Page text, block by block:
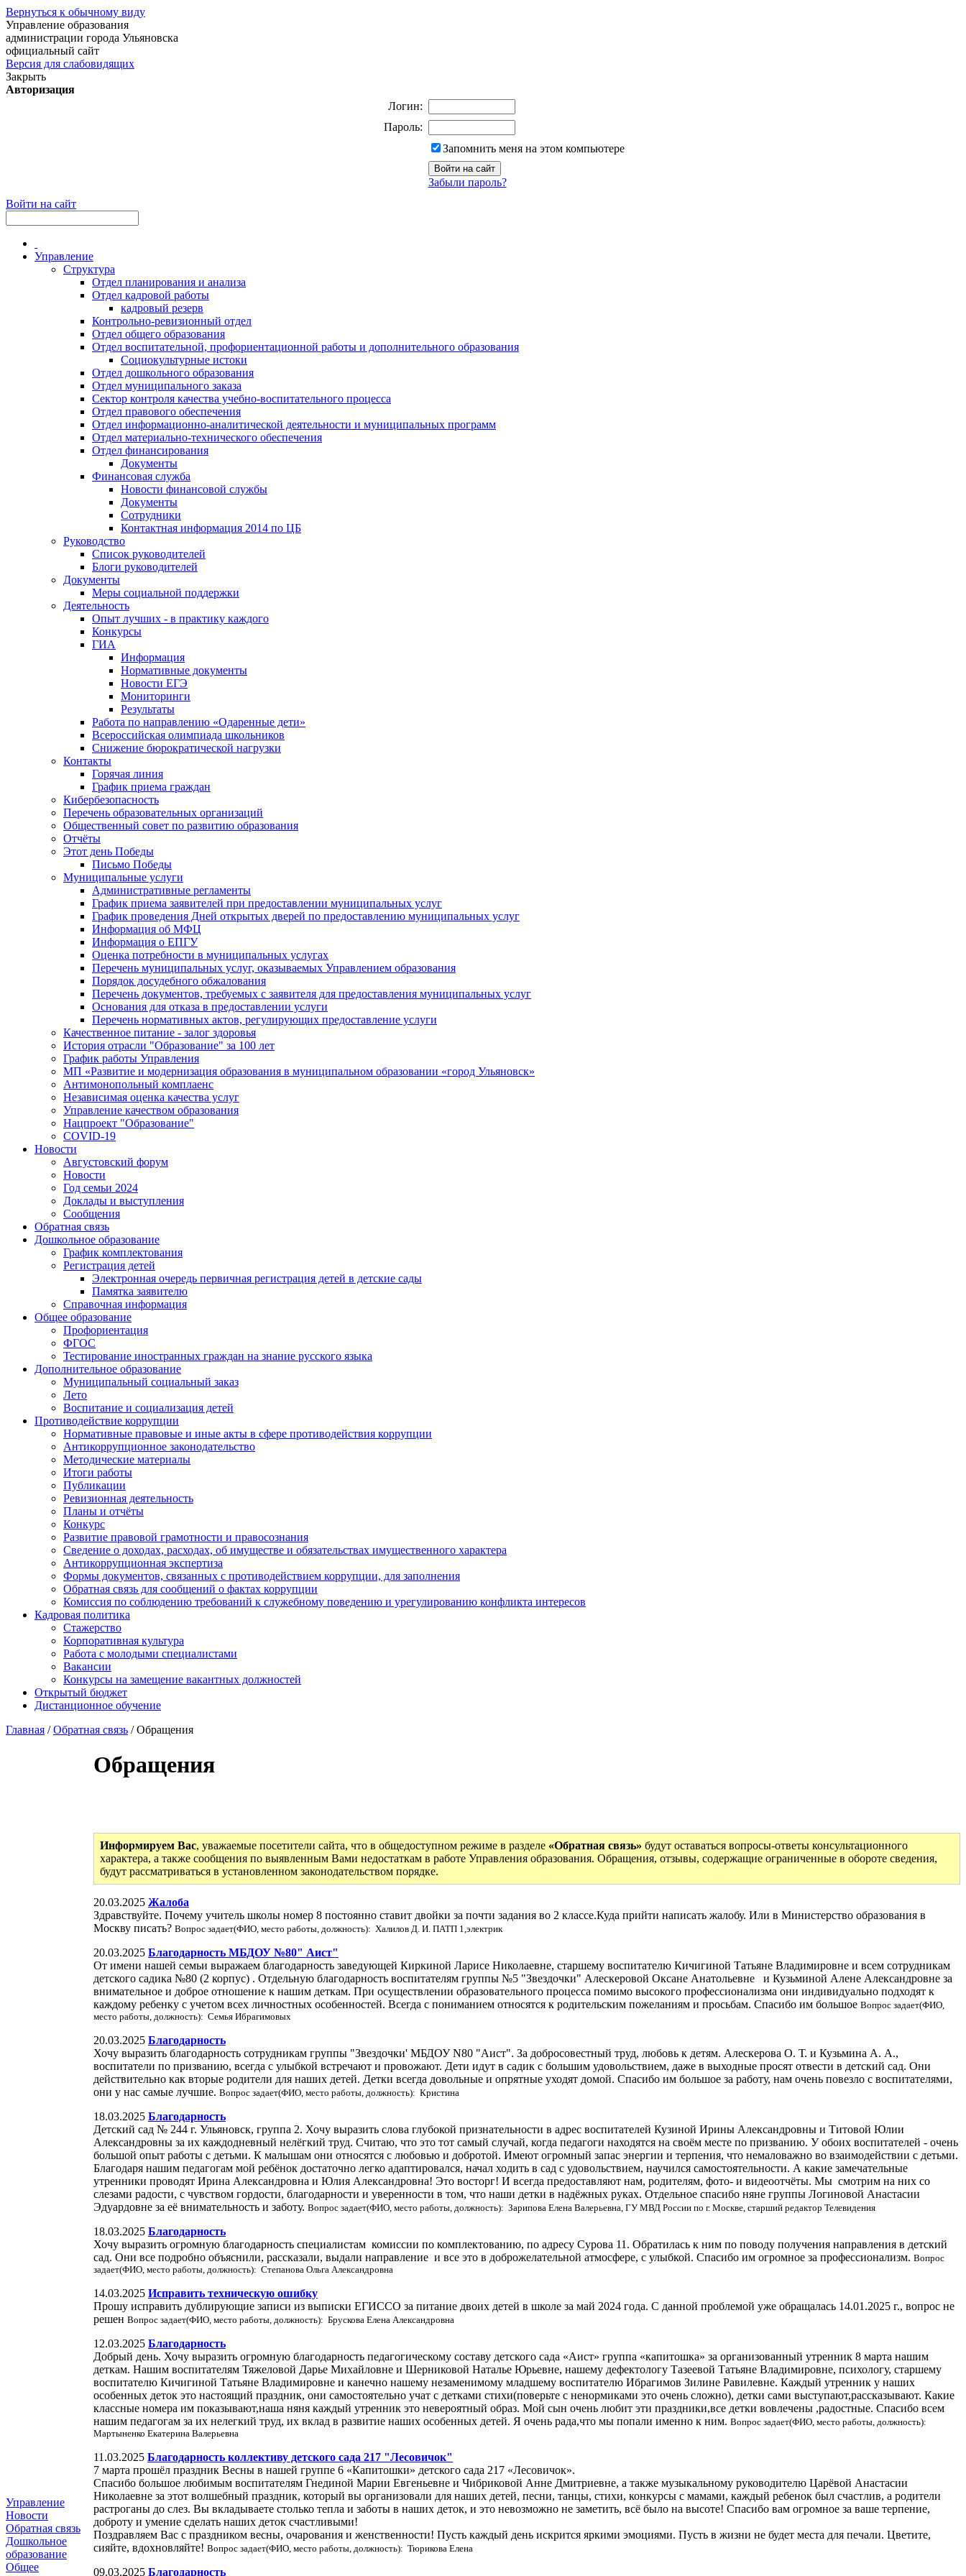
Вернуться к обычному виду
Управление образования
администрации города Ульяновска
официальный сайт
Версия для слабовидящих
Закрыть
Авторизация
Логин:
Пароль:
Запомнить меня на этом компьютере
Забыли пароль?
Войти на сайт
Управление
Структура
Отдел планирования и анализа
Отдел кадровой работы
кадровый резерв
Контрольно-ревизионный отдел
Отдел общего образования
Отдел воспитательной, профориентационной работы и дополнительного образования
Социокультурные истоки
Отдел дошкольного образования
Отдел муниципального заказа
Сектор контроля качества учебно-воспитательного процесса
Отдел правового обеспечения
Отдел информационно-аналитической деятельности и муниципальных программ
Отдел материально-технического обеспечения
Отдел финансирования
Документы
Финансовая служба
Новости финансовой службы
Документы
Сотрудники
Контактная информация 2014 по ЦБ
Руководство
Список руководителей
Блоги руководителей
Документы
Меры социальной поддержки
Деятельность
Опыт лучших - в практику каждого
Конкурсы
ГИА
Информация
Нормативные документы
Новости ЕГЭ
Мониторинги
Результаты
Работа по направлению «Одаренные дети»
Всероссийская олимпиада школьников
Снижение бюрократической нагрузки
Контакты
Горячая линия
График приема граждан
Кибербезопасность
Перечень образовательных организаций
Общественный совет по развитию образования
Отчёты
Этот день Победы
Письмо Победы
Mуниципальные услуги
Административные регламенты
График приема заявителей при предоставлении муниципальных услуг
График проведения Дней открытых дверей по предоставлению муниципальных услуг
Информация об МФЦ
Информация о ЕПГУ
Оценка потребности в муниципальных услугах
Перечень муниципальных услуг, оказываемых Управлением образования
Порядок досудебного обжалования
Перечень документов, требуемых с заявителя для предоставления муниципальных услуг
Основания для отказа в предоставлении услуги
Перечень нормативных актов, регулирующих предоставление услуги
Качественное питание - залог здоровья
История отрасли "Oбразованиe" за 100 лет
График работы Управления
МП «Развитие и модернизация образования в муниципальном образовании «город Ульяновск»
Антимонопольный комплаенс
Независимая оценка качества услуг
Управление качеством образования
Нацпроект "Образование"
COVID-19
Новости
Августовский форум
Новости
Год семьи 2024
Доклады и выступления
Сообщения
Обратная связь
Дошкольное образование
График комплектования
Регистрация детей
Электронная очередь первичная регистрация детей в детские сады
Памятка заявителю
Справочная информация
Общее образование
Профориентация
ФГОС
Тестирование иностранных граждан на знание русского языка
Дополнительное образование
Муниципальный социальный заказ
Лето
Воспитание и социализация детей
Противодействие коррупции
Нормативные правовые и иные акты в сфере противодействия коррупции
Антикоррупционное законодательство
Методические материалы
Итоги работы
Публикации
Ревизионная деятельность
Планы и отчёты
Конкурс
Развитие правовой грамотности и правосознания
Сведение о доходах, расходах, об имуществе и обязательствах имущественного характера
Антикоррупционная экспертиза
Формы документов, связанных с противодействием коррупции, для заполнения
Обратная связь для сообщений о фактах коррупции
Комиссия по соблюдению требований к служебному поведению и урегулированию конфликта интересов
Кадровая политика
Стажерство
Корпоративная культура
Работа с молодыми специалистами
Вакансии
Конкурсы на замещение вакантных должностей
Открытый бюджет
Дистанционное обучение
Главная /Обратная связь / Обращения
Управление
Новости
Обратная связь
Дошкольное
образование
Общее
Обращения
Информируем Вас, уважаемые посетители сайта, что в общедоступном режиме в разделе «Обратная связь» будут оставаться вопросы-ответы консультационного
характера, а также сообщения по выявленным Вами недостаткам в работе Управления образования. Обращения, отзывы, содержащие ограниченные в обороте сведения,
будут рассматриваться в установленном законодательством порядке.
20.03.2025 Жалоба
Здравствуйте. Почему учитель школы номер 8 постоянно ставит двойки за почти задания во 2 классе.Куда прийти написать жалобу. Или в Министерство образования в
Москву писать? Вопрос задает(ФИО, место работы, должность): Халилов Д. И. ПАТП 1,электрик
20.03.2025 Благодарность МБДОУ №80" Аист"
От имени нашей семьи выражаем благодарность заведующей Киркиной Ларисе Николаевне, старшему воспитателю Кичигиной Татьяне Владимировне и всем сотрудникам
детского садика №80 (2 корпус) . Отдельную благодарность воспитателям группы №5 "Звездочки" Алескеровой Оксане Анатольевне и Кузьминой Алене Александровне за
внимательное и доброе отношение к нашим деткам. При осуществлении образовательного процесса помимо высокого профессионализма они индивидуально подходят к
каждому ребенку с учетом всех личностных особенностей. Всегда с пониманием относятся к родительским пожеланиям и просьбам. Спасибо им большое Вопрос задает(ФИО,
место работы, должность): Семья Ибрагимовых
20.03.2025 Благодарность
Хочу выразить благодарность сотрудникам группы "Звездочки' МБДОУ N80 "Аист". За добросовестный труд, любовь к детям. Алескерова О. Т. и Кузьмина А. А.,
воспитатели по призванию, всегда с улыбкой встречают и провожают. Дети идут в садик с большим удовольствием, даже в выходные просят отвести в детский сад. Они
действительно как вторые родители для наших детей. Детки всегда довольные и опрятные уходят домой. Спасибо им большое за работу, нам очень повезло с воспитателями,
они у нас самые лучшие. Вопрос задает(ФИО, место работы, должность): Кристина
18.03.2025 Благодарность
Детский сад № 244 г. Ульяновск, группа 2. Хочу выразить слова глубокой признательности в адрес воспитателей Кузиной Ирины Александровны и Титовой Юлии
Александровны за их каждодневный нелёгкий труд. Считаю, что это тот самый случай, когда педагоги находятся на своём месте по призванию. У обоих воспитателей - очень
большой опыт работы с детьми. К малышам они относятся с любовью и добротой. Имеют огромный запас энергии и терпения, что немаловажно во взаимодействии с детьми.
Благодаря нашим педагогам мой ребёнок достаточно легко адаптировался, начал ходить в сад с удовольствием, научился самостоятельности. А какие замечательные
утренники проводят Ирина Александровна и Юлия Александровна! Это восторг! И всегда предоставляют нам, родителям, фото- и видеоотчёты. Мы смотрим на них со
слезами радости, с чувством гордости, благодарности и уверенности в том, что наши детки в надёжных руках. Отдельное спасибо няне группы Логиновой Анастасии
Эдуардовне за её внимательность и заботу. Вопрос задает(ФИО, место работы, должность): Зарипова Елена Валерьевна, ГУ МВД России по г. Москве, старший редактор Телевидения
18.03.2025 Благодарность
Хочу выразить огромную благодарность специалистам комиссии по комплектованию, по адресу Сурова 11. Обратилась к ним по поводу получения направления в детский
сад. Они все подробно объяснили, рассказали, выдали направление и все это в доброжелательной атмосфере, с улыбкой. Спасибо им огромное за профессионализм. Вопрос
задает(ФИО, место работы, должность): Степанова Ольга Александровна
14.03.2025 Исправить техническую ошибку
Прошу исправить дублирующие записи из выписки ЕГИССО за питание двоих детей в школе за май 2024 года. С данной проблемой уже обращалась 14.01.2025 г., вопрос не
решен Вопрос задает(ФИО, место работы, должность): Брускова Елена Александровна
12.03.2025 Благодарность
Добрый день. Хочу выразить огромную благодарность педагогическому составу детского сада «Аист» группа «капитошка» за организованный утренник 8 марта нашим
деткам. Нашим воспитателям Тяжеловой Дарье Михайловне и Шерниковой Наталье Юрьевне, нашему дефектологу Тазеевой Татьяне Владимировне, психологу, старшему
воспитателю Кичигиной Татьяне Владимировне и канечно нашему незаменимому младшему воспитателю Ибрагимов Зилине Равилевне. Каждый утренник у наших
особенных деток это настоящий праздник, они самостоятельно учат с детками стихи(поверьте с ненормиками это очень сложно), детки сами выступают,рассказывают. Какие
классные номера им показывают,наша няня каждый утренник это невероятный образ. Мой сын очень любит эти праздники,все детки вовлечены ,радостные. Спасибо всем
нашим педагогам за их нелегкий труд, их вклад в развитие наших особенных детей. Я очень рада,что мы попали именно к ним. Вопрос задает(ФИО, место работы, должность):
Мартыненко Екатерина Валерьевна
11.03.2025 Благодарность коллективу детского сада 217 "Лесовичок"
7 марта прошёл праздник Весны в нашей группе 6 «Капитошки» детского сада 217 «Лесовичок».
Спасибо большое любимым воспитателям Гнединой Марии Евгеньевне и Чибриковой Анне Дмитриевне, а также музыкальному руководителю Царёвой Анастасии
Николаевне за этот волшебный праздник, который вы организовали для наших детей, песни, танцы, стихи, конкурсы с мамами, каждый ребенок был счастлив, а родители
растроганы до слез. Вы вкладываете столько тепла и заботы в наших деток, и это невозможно не заметить, всё было на высоте! Спасибо вам огромное за ваше терпение,
доброту и умение сделать наших деток счастливыми!
Поздравляем Вас с праздником весны, очарования и женственности! Пусть каждый день искрится яркими эмоциями. Пусть в жизни не будет места для печали. Цветите,
сияйте, вдохновляйте! Вопрос задает(ФИО, место работы, должность): Тюрикова Елена
09.03.2025 Благодарность